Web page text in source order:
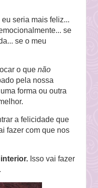
seria mais feliz...
se
se o meu
o que não
pela nossa
forma ou outra
a felicidade que
fazer com que nos
Isso vai fazer